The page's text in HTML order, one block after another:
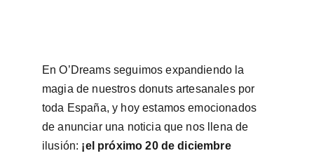
En O’Dreams seguimos expandiendo la
magia de nuestros donuts artesanales por
toda España, y hoy estamos emocionados
de anunciar una noticia que nos llena de
ilusión: ¡el próximo 20 de diciembre